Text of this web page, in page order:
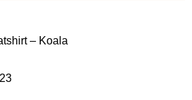
– Koala